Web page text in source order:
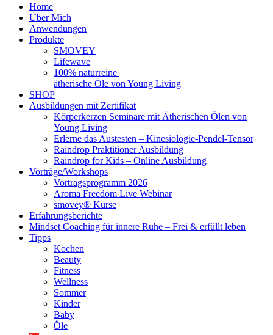
Home
Über Mich
Anwendungen
Produkte
SMOVEY
Lifewave
100% naturreine
ätherische Öle von Young Living
SHOP
Ausbildungen mit Zertifikat
Körperkerzen Seminare mit Ätherischen Ölen von
Young Living
Erlerne das Austesten – Kinesiologie-Pendel-Tensor
Raindrop Praktitioner Ausbildung
Raindrop for Kids – Online Ausbildung
Vorträge/Workshops
Vortragsprogramm 2026
Aroma Freedom Live Webinar
smovey® Kurse
Erfahrungsberichte
Mindset Coaching für innere Ruhe – Frei & erfüllt leben
Tipps
Kochen
Beauty
Fitness
Wellness
Sommer
Kinder
Baby
Öle